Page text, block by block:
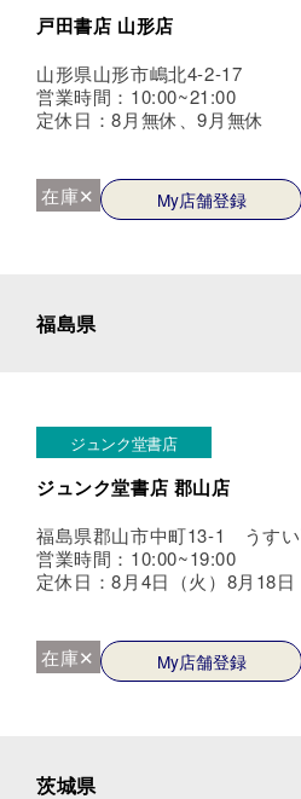
戸田書店 山形店
山形県山形市嶋北4-2-17
営業時間：10:00~21:00
定休日：8月無休、9月無休
在庫✕ My店舗登録
福島県
ジュンク堂書店
ジュンク堂書店 郡山店
福島県郡山市中町13-1 うす
営業時間：10:00~19:00
定休日：8月4日（火）8月18日
在庫✕ My店舗登録
茨城県